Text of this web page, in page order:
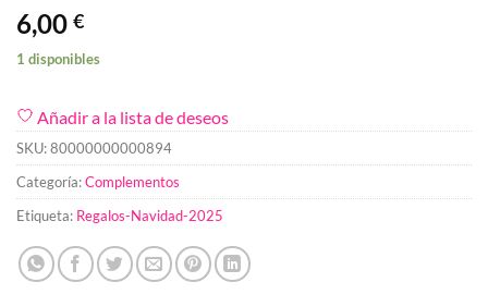
6,00 €
1 disponibles
Añadir a la lista de deseos
SKU:80000000000894
Categoría:Complementos
Etiqueta: Regalos-Navidad-2025